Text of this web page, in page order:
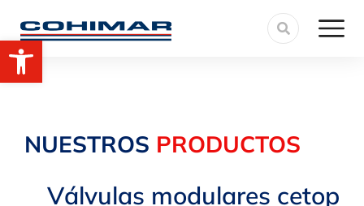
NUESTROS PRODUCTOS
Válvulas modulares cetop
Abrir barra de herramientas